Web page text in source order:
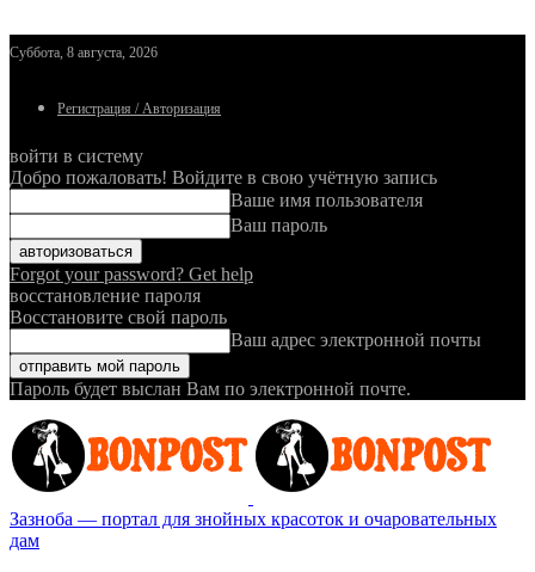
Суббота, 8 августа, 2026
Регистрация / Авторизация
войти в систему
Добро пожаловать! Войдите в свою учётную запись
Ваше имя пользователя
Ваш пароль
Forgot your password? Get help
восстановление пароля
Восстановите свой пароль
Ваш адрес электронной почты
Пароль будет выслан Вам по электронной почте.
Зазноба — портал для знойных красоток и очаровательных
дам